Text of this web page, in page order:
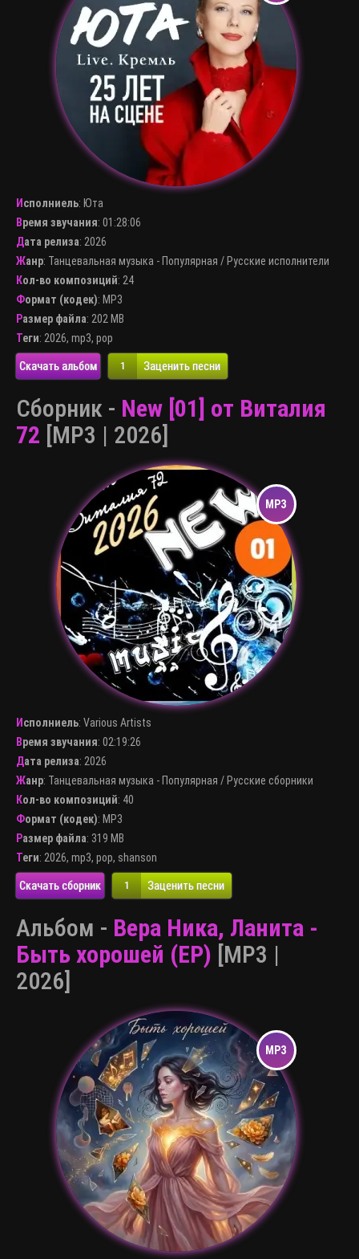
Исполниель: Юта
Время звучания: 01:28:06
Дата релиза: 2026
Жанр: Танцевальная музыка - Популярная / Русские исполнители
Кол-во композиций: 24
Формат (кодек): MP3
Размер файла: 202 MB
Теги: 2026, mp3, pop
Скачать альбом 1 Заценить песни
Сборник - New [01] от Виталия
72 [MP3 | 2026]
Исполниель: Various Artists
Время звучания: 02:19:26
Дата релиза: 2026
Жанр: Танцевальная музыка - Популярная / Русские сборники
Кол-во композиций: 40
Формат (кодек): MP3
Размер файла: 319 MB
Теги: 2026, mp3, pop, shanson
Скачать сборник 1 Заценить песни
Альбом - Вера Ника, Ланита -
Быть хорошей (EP) [MP3 |
2026]